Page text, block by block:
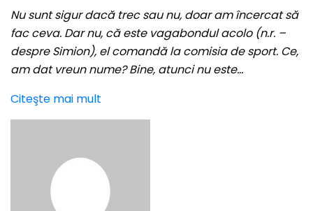
Nu sunt sigur dacă trec sau nu, doar am încercat să
fac ceva. Dar nu, că este vagabondul acolo (n.r. –
despre Simion), el comandă la comisia de sport. Ce,
am dat vreun nume? Bine, atunci nu este…
Citeşte mai mult